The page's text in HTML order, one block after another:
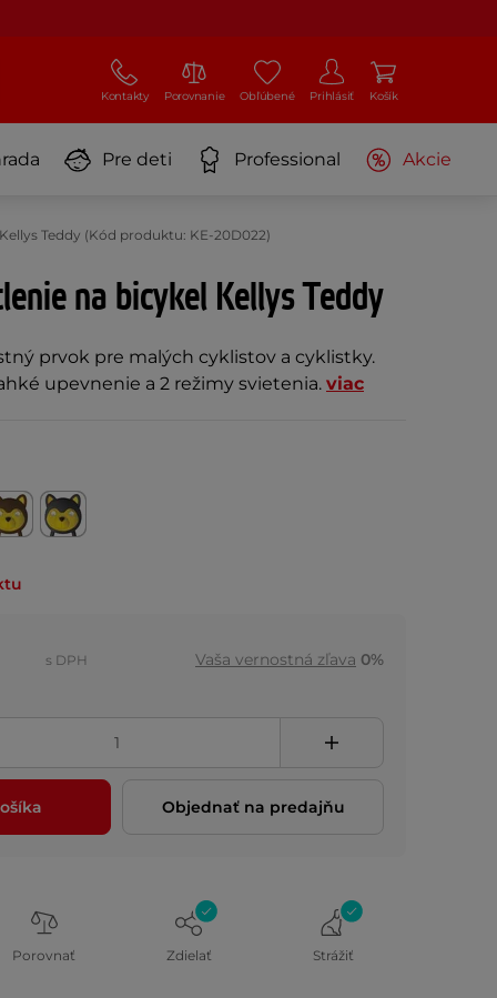
Kontakty Porovnanie Obľúbené Prihlásiť Košík
Pre deti Professional Akcie
Teddy (Kód produktu: KE-20D022)
na bicykel Kellys Teddy
prvok pre malých cyklistov a cyklistky.
upevnenie a 2 režimy svietenia. viac
s DPH Vaša vernostná zľava 0%
Objednať na predajňu
Porovnať Zdielať Strážiť